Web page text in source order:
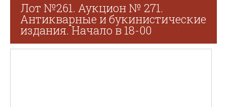
Лот №261. Аукцион № 271.
Антикварные и букинистические
издания. Начало в 18-00